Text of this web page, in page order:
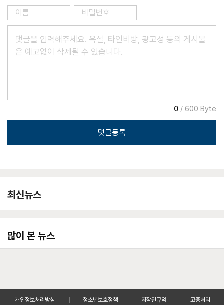
0 / 600 Byte
댓글등록
최신뉴스
많이 본 뉴스
개인정보처리방침 청소년보호정책 저작권규약 고충처리